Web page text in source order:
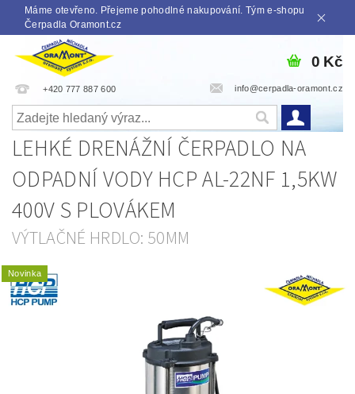
Máme otevřeno. Přejeme pohodlné nakupování. Tým e-shopu
Čerpadla Oramont.cz
+420 777 887 600 info@cerpadla-oramont.cz
0 Kč
LEHKÉ DRENÁŽNÍ ČERPADLO NA
ODPADNÍ VODY HCP AL-22NF 1,5KW
400V S PLOVÁKEM
VÝTLAČNÉ HRDLO: 50MM
Novinka